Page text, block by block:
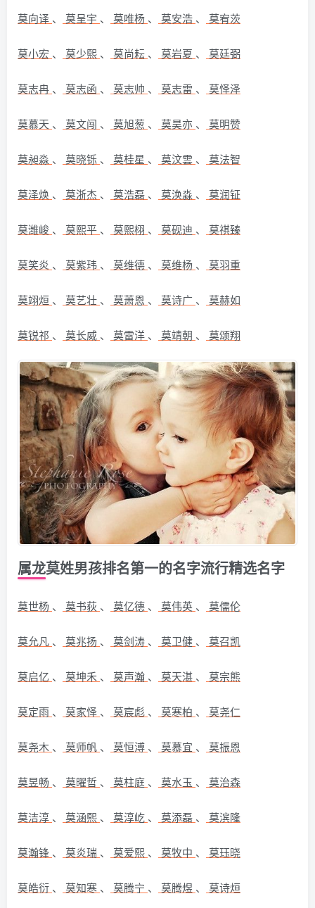
莫向译 、 莫呈宇 、 莫唯杨 、 莫安浩 、 莫宥茨
莫小宏 、 莫少熙 、 莫尚耘 、 莫岩夏 、 莫廷弼
莫志冉 、 莫志函 、 莫志帅 、 莫志雷 、 莫怿泽
莫慕天 、 莫文闯 、 莫旭葱 、 莫昊亦 、 莫明赞
莫昶淼 、 莫晓铄 、 莫桂星 、 莫汶雲 、 莫法智
莫泽焕 、 莫浙杰 、 莫浩磊 、 莫涣淼 、 莫润钲
莫潍峻 、 莫熙平 、 莫熙栩 、 莫砚迪 、 莫祺臻
莫笑炎 、 莫紫玮 、 莫维德 、 莫维杨 、 莫羽重
莫翊烜 、 莫艺壮 、 莫萧恩 、 莫诗广 、 莫赫如
莫锐祁 、 莫长威 、 莫雷洋 、 莫靖朝 、 莫颂翔
属龙莫姓男孩排名第一的名字流行精选名字
莫世杨 、 莫书荻 、 莫亿德 、 莫伟英 、 莫儒伦
莫允凡 、 莫兆扬 、 莫剑涛 、 莫卫健 、 莫召凯
莫启亿 、 莫坤禾 、 莫声瀚 、 莫天湛 、 莫宗熊
莫定雨 、 莫家怿 、 莫宸彪 、 莫寒柏 、 莫尧仁
莫尧木 、 莫师帆 、 莫恒溥 、 莫慕宜 、 莫振恩
莫昱畅 、 莫曜哲 、 莫柱庭 、 莫水玉 、 莫治森
莫洁淳 、 莫涵熙 、 莫淳屹 、 莫添磊 、 莫滨隆
莫瀚锋 、 莫炎瑞 、 莫爱熙 、 莫牧中 、 莫珏晓
莫皓衍 、 莫知寒 、 莫腾宁 、 莫腾煜 、 莫诗烜